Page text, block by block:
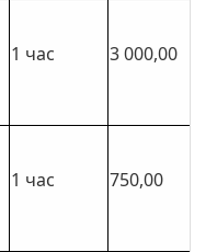
1 час 3 000,00
1 час 750,00